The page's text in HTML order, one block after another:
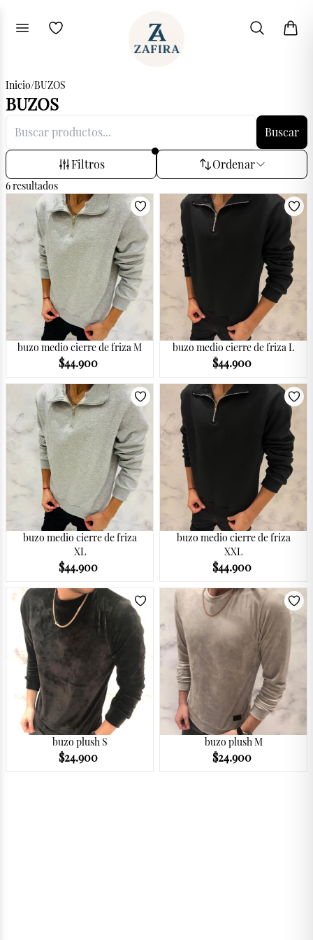
Inicio/BUZOS
BUZOS
Buscar
Filtros Ordenar
6resultados
buzo medio cierre de friza M
$44.900
buzo medio cierre de friza L
$44.900
buzo medio cierre de friza
XL
$44.900
buzo medio cierre de friza
XXL
$44.900
buzo plush S
$24.900
buzo plush M
$24.900